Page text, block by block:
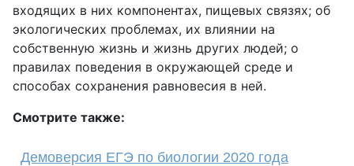
входящих в них компонентах, пищевых связях; об
экологических проблемах, их влиянии на
собственную жизнь и жизнь других людей; о
правилах поведения в окружающей среде и
способах сохранения равновесия в ней.
Смотрите также:
Демоверсия ЕГЭ по биологии 2020 года